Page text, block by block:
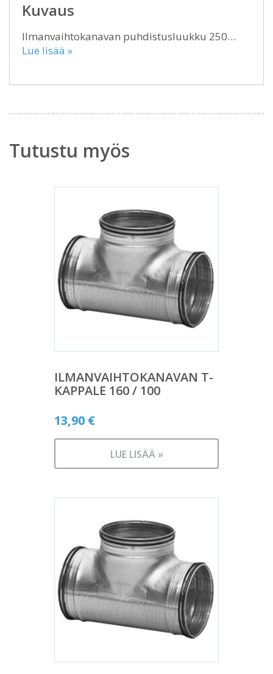
Kuvaus
Ilmanvaihtokanavan puhdistusluukku 250…
Lue lisää »
Tutustu myös
ILMANVAIHTOKANAVAN T-
KAPPALE 160 / 100
13,90 €
LUE LISÄÄ »